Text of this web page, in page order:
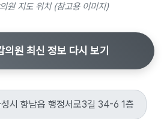
원 지도 위치 (참고용 이미지)
의원 최신 정보 다시 보기
시 향남읍 행정서로3길 34-6 1층